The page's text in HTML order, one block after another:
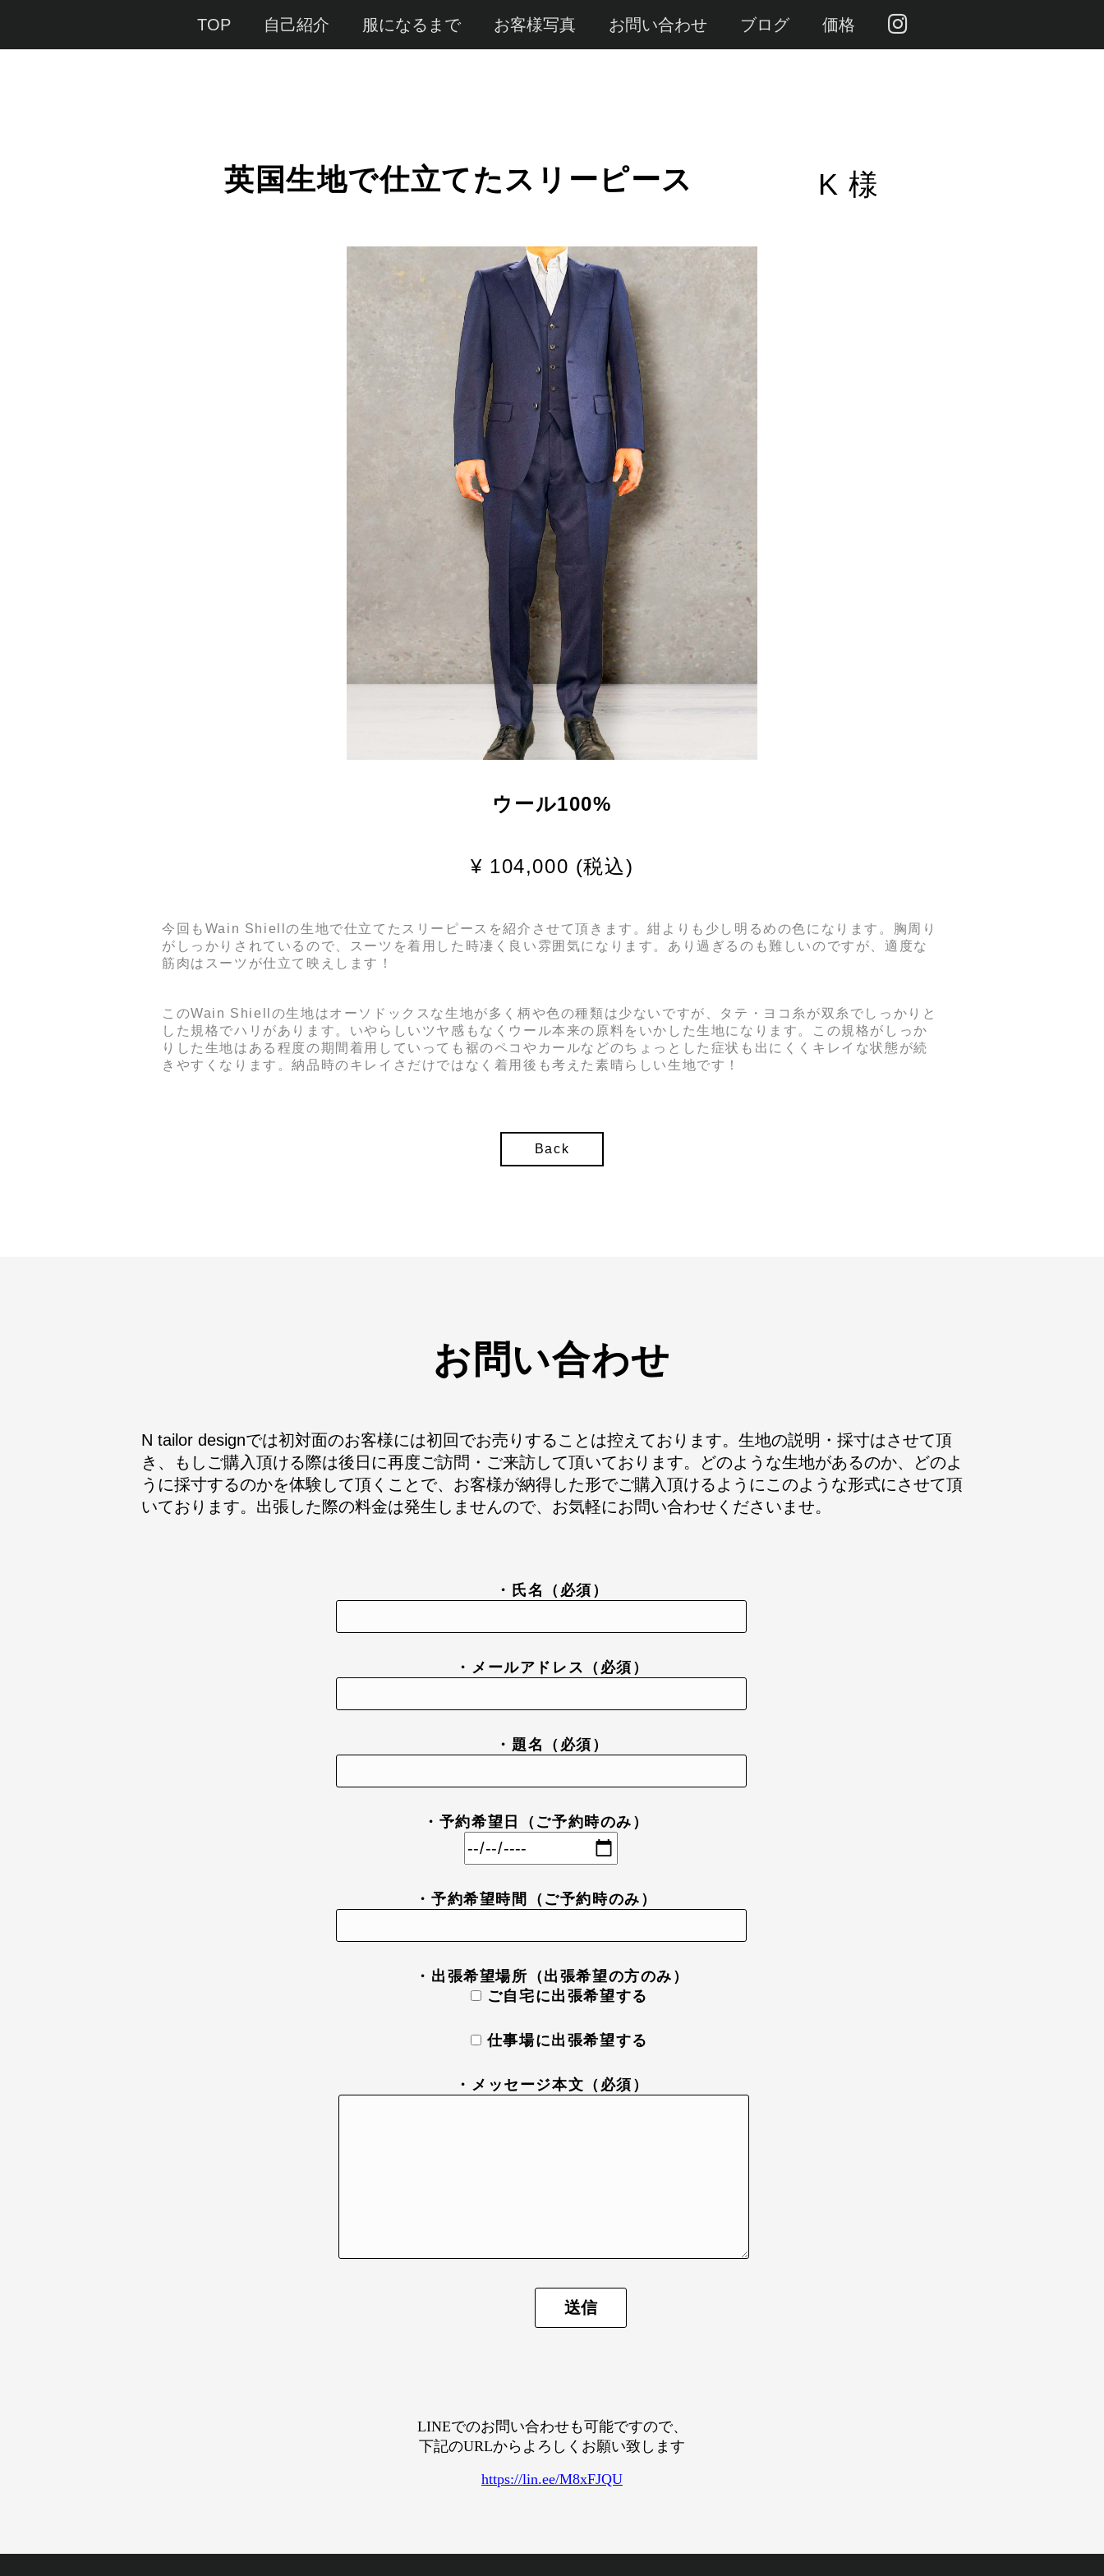
TOP 自己紹介 服になるまで お客様写真 お問い合わせ ブログ 価格
英国生地で仕立てたスリーピース K 様
ウール100%
¥ 104,000 (税込)
今回もWain Shiellの生地で仕立てたスリーピースを紹介させて頂きます。紺よりも少し明るめの色になります。胸周り
がしっかりされているので、スーツを着用した時凄く良い雰囲気になります。あり過ぎるのも難しいのですが、適度な
筋肉はスーツが仕立て映えします！
このWain Shiellの生地はオーソドックスな生地が多く柄や色の種類は少ないですが、タテ・ヨコ糸が双糸でしっかりと
した規格でハリがあります。いやらしいツヤ感もなくウール本来の原料をいかした生地になります。この規格がしっか
りした生地はある程度の期間着用していっても裾のペコやカールなどのちょっとした症状も出にくくキレイな状態が続
きやすくなります。納品時のキレイさだけではなく着用後も考えた素晴らしい生地です！
Back
お問い合わせ
N tailor designでは初対面のお客様には初回でお売りすることは控えております。生地の説明・採寸はさせて頂
き、もしご購入頂ける際は後日に再度ご訪問・ご来訪して頂いております。どのような生地があるのか、どのよ
うに採寸するのかを体験して頂くことで、お客様が納得した形でご購入頂けるようにこのような形式にさせて頂
いております。出張した際の料金は発生しませんので、お気軽にお問い合わせくださいませ。
・氏名（必須）
・メールアドレス（必須）
・題名（必須）
・予約希望日（ご予約時のみ）
・予約希望時間（ご予約時のみ）
・出張希望場所（出張希望の方のみ）
ご自宅に出張希望する
仕事場に出張希望する
・メッセージ本文（必須）
LINEでのお問い合わせも可能ですので、
下記のURLからよろしくお願い致します
https://lin.ee/M8xFJQU